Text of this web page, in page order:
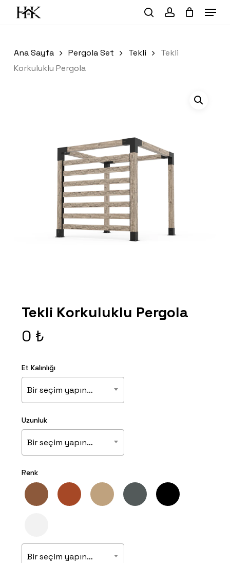
Skip
Menu
Ana Sayfa Pergola Set Tekli
Tekli
Korkuluklu Pergola
Tekli Korkuluklu Pergola
0 ₺
Et Kalınlığı
Bir seçim yapın…
Uzunluk
Bir seçim yapın…
Renk
Bir seçim yapın…